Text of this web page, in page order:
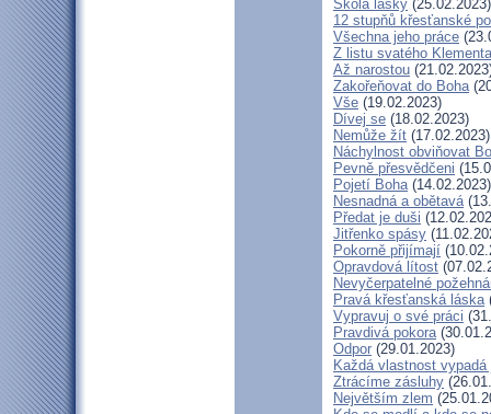
Škola lásky (25.02.2023)
12 stupňů křesťanské
Všechna jeho práce
Z listu svatého
Až narostou
Zakořeňovat do Boha
Vše (19.02.2023)
Dívej se (18.02.2023)
Nemůže žít (17.02.2023)
Náchylnost obviňovat
Pevně přesvědčeni
Pojetí Boha(14.02.2023)
Nesnadná a obětavá
Předat je duši
Jitřenko spásy
Pokorně přijímají
Opravdová lítost
Nevyčerpatelné
Pravá křesťanská láska
Vypravuj o své práci
Pravdivá pokora
Odpor (29.01.2023)
Každá vlastnost vypadá
Ztrácíme zásluhy
Největším zlem